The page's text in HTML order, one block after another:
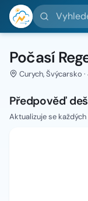
Vyhledej
Počasí
Curych, Švýcarsko
Předpověď
Aktualizuje se